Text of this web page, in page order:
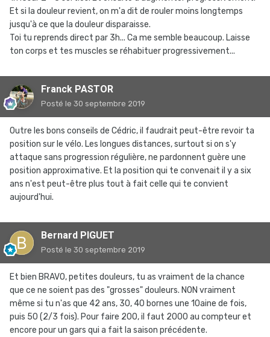
Et si la douleur revient, on m'a dit de rouler moins longtemps
jusqu'à ce que la douleur disparaisse.
Toi tu reprends direct par 3h... Ca me semble beaucoup. Laisse
ton corps et tes muscles se réhabituer progressivement...
Franck PASTOR
Posté le 30 septembre 2019
Outre les bons conseils de Cédric, il faudrait peut-être revoir ta
position sur le vélo. Les longues distances, surtout si on s'y
attaque sans progression régulière, ne pardonnent guère une
position approximative. Et la position qui te convenait il y a six
ans n'est peut-être plus tout à fait celle qui te convient
aujourd'hui.
Bernard PIGUET
Posté le 30 septembre 2019
Et bien BRAVO, petites douleurs, tu as vraiment de la chance
que ce ne soient pas des "grosses" douleurs. NON vraiment
même si tu n'as que 42 ans, 30, 40 bornes une 10aine de fois,
puis 50 (2/3 fois). Pour faire 200, il faut 2000 au compteur et
encore pour un gars qui a fait la saison précédente.